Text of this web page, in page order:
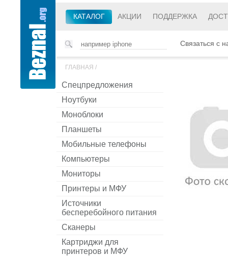
КАТАЛОГ АКЦИИ ПОДДЕРЖКА
Связаться с
ГЛАВНАЯ /
Спецпредложения
Ноутбуки
Моноблоки
Планшеты
Мобильные телефоны
Компьютеры
Мониторы
Принтеры и МФУ
Источники
бесперебойного питания
Сканеры
Картриджи для
принтеров и МФУ